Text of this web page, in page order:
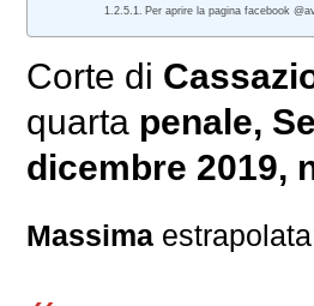
Per aprire la pagina facebook
Corte di
quarta penale,
dicembre 2019,
Massima